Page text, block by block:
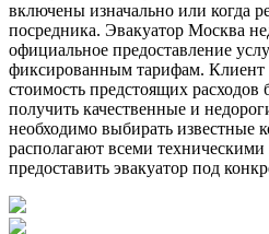
включены изначально или когда
посредника. Эвакуатор Москва
официальное предоставление
фиксированным тарифам. Клиент
стоимость предстоящих расходов
получить качественные и
необходимо выбирать известные
располагают всеми
предоставить эвакуатор под